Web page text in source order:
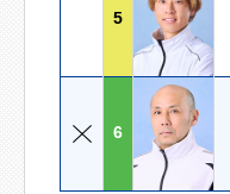
5
6